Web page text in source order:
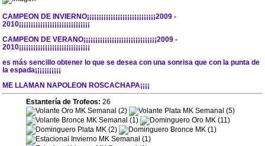
CAMPEON DE INVIERNO¡¡¡¡¡¡¡¡¡¡¡¡¡¡¡¡¡¡¡¡¡¡¡¡¡¡¡¡¡2009 -
2010¡¡¡¡¡¡¡¡¡¡¡¡¡¡¡¡¡¡¡¡¡¡¡¡¡¡¡¡¡¡
CAMPEON DE VERANO¡¡¡¡¡¡¡¡¡¡¡¡¡¡¡¡¡¡¡¡¡¡¡¡¡¡¡¡¡¡¡2009 -
2010¡¡¡¡¡¡¡¡¡¡¡¡¡¡¡¡¡¡¡¡¡¡¡¡¡¡¡¡¡¡
es más sencillo obtener lo que se desea con una sonrisa que con la punta de
la espada¡¡¡¡¡¡¡¡¡¡¡
ME LLAMAN NAPOLEON ROSCACHAPA¡¡¡¡
Estantería de Trofeos: 26